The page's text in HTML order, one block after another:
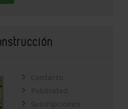
Contacto
Publicidad
Suscripciones